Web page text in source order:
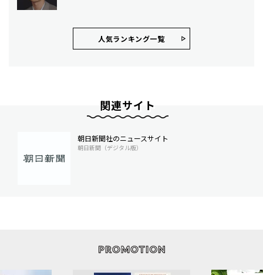
人気ランキング⼀覧
関連サイト
朝日新聞社のニュースサイト
朝日新聞（デジタル版）